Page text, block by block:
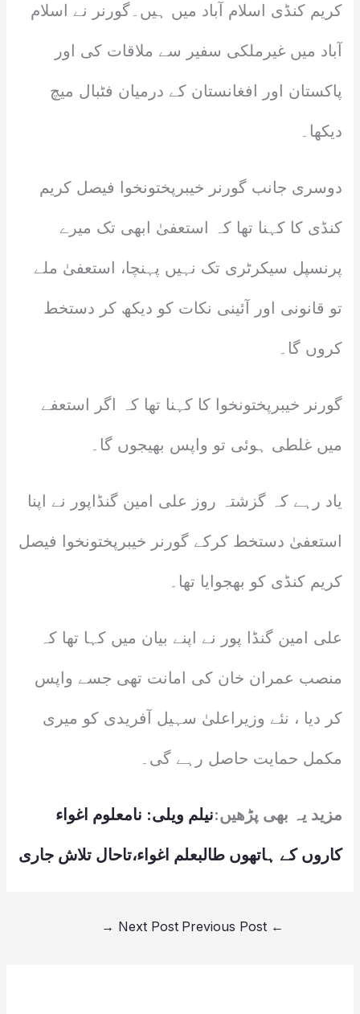
کریم کنڈی اسلام آباد میں ہیں۔گورنر نے اسلام
آباد میں غیرملکی سفیر سے ملاقات کی اور
پاکستان اور افغانستان کے درمیان فٹبال میچ
دیکھا۔
دوسری جانب گورنر خیبرپختونخوا فیصل کریم
کنڈی کا کہنا تھا کہ استعفیٰ ابھی تک میرے
پرنسپل سیکرٹری تک نہیں پہنچا، استعفیٰ ملے
تو قانونی اور آئینی نکات کو دیکھ کر دستخط
کروں گا۔
گورنر خیبرپختونخوا کا کہنا تھا کہ اگر استعفے
میں غلطی ہوئی تو واپس بھیجوں گا۔
یاد رہے کہ گزشتہ روز علی امین گنڈاپور نے اپنا
استعفیٰ دستخط کرکے گورنر خیبرپختونخوا فیصل
کریم کنڈی کو بھجوایا تھا۔
علی امین گنڈا پور نے اپنے بیان میں کہا تھا کہ
منصب عمران خان کی امانت تھی جسے واپس
کر دیا ، نئے وزیراعلیٰ سہیل آفریدی کو میری
مکمل حمایت حاصل رہے گی۔
مزید یہ بھی پڑھیں:نیلم ویلی: نامعلوم اغواء
کاروں کے ہاتھوں طالبعلم اغواء،تاحال تلاش جاری
←
Next Post
→